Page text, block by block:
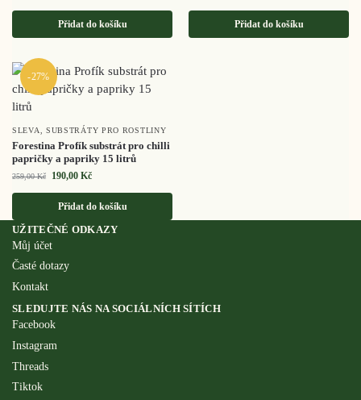
Přidat do košíku Přidat do košíku
-27%
SLEVA SUBSTRÁTY PRO ROSTLINY
Forestina Profík substrát pro chilli
papričky a papriky 15 litrů
259,00Kč 190,00 Kč
Přidat do košíku
UŽITEČNÉ ODKAZY
Můj účet
Časté dotazy
Kontakt
SLEDUJTE NÁS NA SOCIÁLNÍCH SÍTÍCH
Facebook
Instagram
Threads
Tiktok